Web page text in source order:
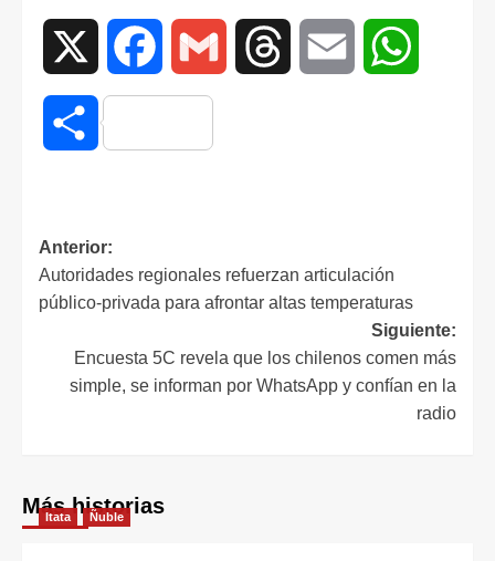
Facebook Gmail Threads Email
Compartir
Anterior:
Autoridades regionales refuerzan articulación
público-privada para afrontar altas temperaturas
Siguiente:
Encuesta 5C revela que los chilenos comen más
simple, se informan por WhatsApp y confían en la
radio
Más historias
Itata Ñuble